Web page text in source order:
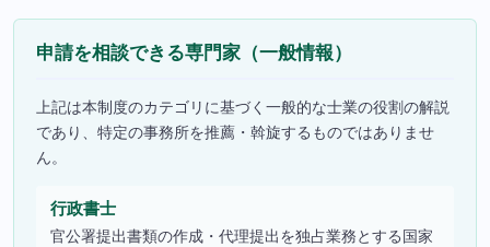
申請を相談できる専門家（一般情報）
上記は本制度のカテゴリに基づく一般的な士業の役割の解説
であり、特定の事務所を推薦・斡旋するものではありませ
ん。
行政書士
官公署提出書類の作成・代理提出を独占業務とする国家